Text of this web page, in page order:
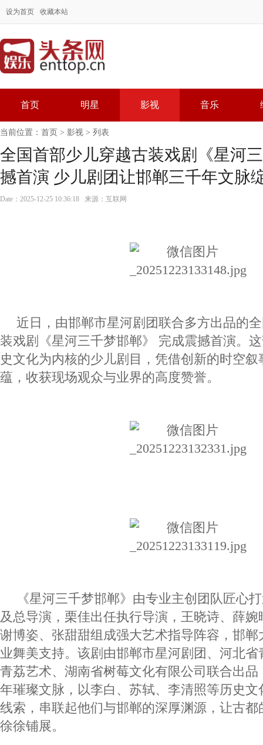
设为首页 收藏本站
首页 明星 影视 音乐
当前位置： 首页 > 影视 > 列表
全国首部少儿穿越古装戏剧《星河
撼首演 少儿剧团让邯郸三千年文脉
Date：2025-12-25 10:36:18 来源：互联网
近日，由邯郸市星河剧团联合多方出品的
装戏剧《星河三千梦邯郸》 完成震撼首演。
史文化为内核的少儿剧目，凭借创新的时空
蕴，收获现场观众与业界的高度赞誉。
《星河三千梦邯郸》由专业主创团队匠心
及总导演，栗佳出任执行导演，王晓诗、薛
谢博姿、张甜甜组成强大艺术指导阵容，邯
业舞美支持。该剧由邯郸市星河剧团、河北
青荔艺术、湖南省树莓文化有限公司联合出
年璀璨文脉，以李白、苏轼、李清照等历史
线索，串联起他们与邯郸的深厚渊源，让古
徐徐铺展。